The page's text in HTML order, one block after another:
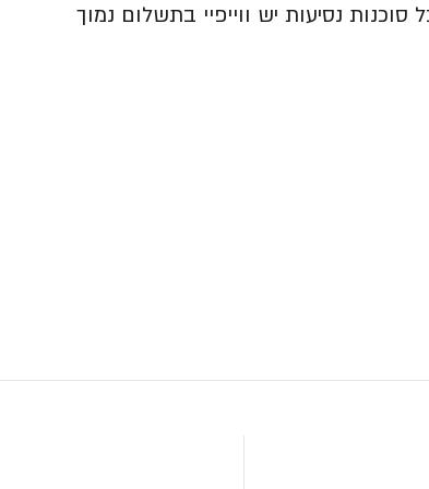
נסיעות יש ווייפיי בתשלום נמוך